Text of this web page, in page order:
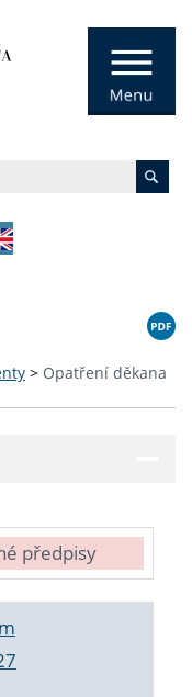
> Opatření děkana
předpisy